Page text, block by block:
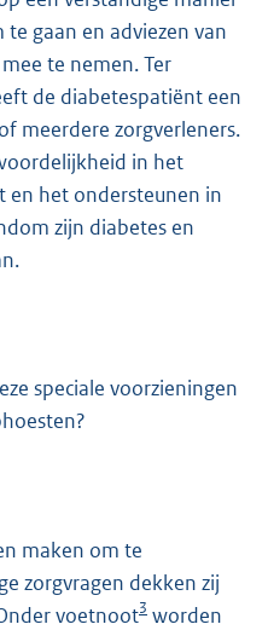
gaan en adviezen van
te nemen. Ter
de diabetespatiënt een
meerdere zorgverleners.
in het
en het ondersteunen in
zijn diabetes en
speciale voorzieningen
maken om te
zorgvragen dekken zij
voetnoot3 worden